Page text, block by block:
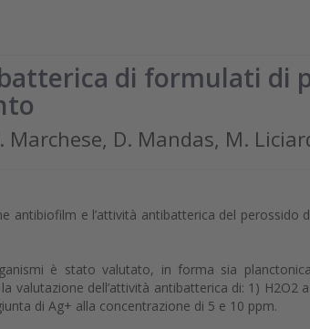
di formulati di
Marchese, D. Mandas, M.
antibiofilm e l’attività antibatterica del
è stato valutato, in forma sia
valutazione dell’attività antibatterica di: 1) H2O2
di Ag+ alla concentrazione di 5 e 10 ppm.